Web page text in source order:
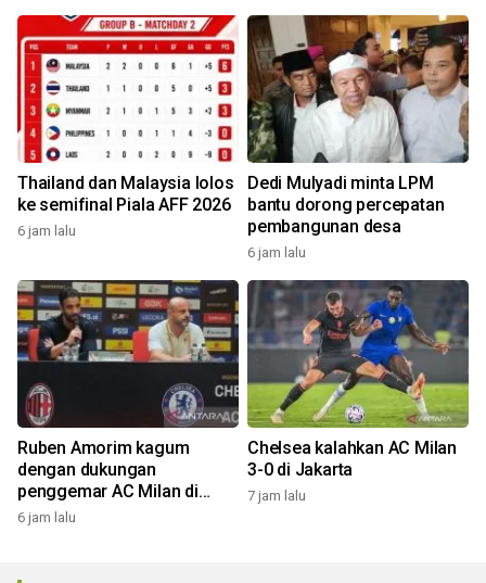
Thailand dan Malaysia lolos
ke semifinal Piala AFF 2026
6 jam lalu
Dedi Mulyadi minta LPM
bantu dorong percepatan
pembangunan desa
6 jam lalu
Ruben Amorim kagum
dengan dukungan
penggemar AC Milan di
Indonesia
6 jam lalu
Chelsea kalahkan AC Milan
3-0 di Jakarta
7 jam lalu